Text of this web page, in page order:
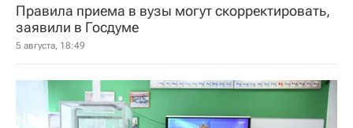
Правила приема в вузы могут скорректировать,
заявили в Госдуме
5 августа, 18:49